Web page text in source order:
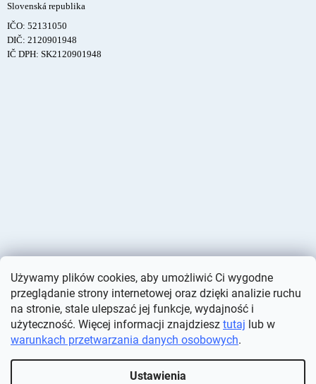
Używamy plików cookies, aby umożliwić Ci wygodne
przeglądanie strony internetowej oraz dzięki analizie ruchu
na stronie, stale ulepszać jej funkcje, wydajność i
użyteczność. Więcej informacji znajdziesz tutaj lub w
warunkach przetwarzania danych osobowych.
Ustawienia
Slovenská republika
IČO: 52131050
DIČ: 2120901948
IČ DPH: SK2120901948